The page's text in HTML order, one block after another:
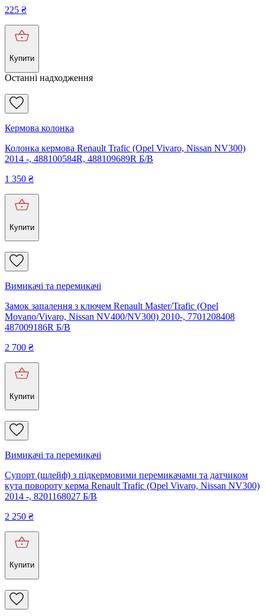
225 ₴
Купити
Останні надходження
Кермова колонка
Колонка кермова Renault Trafic (Opel Vivaro, Nissan NV300)
2014 -, 488100584R, 488109689R Б/В
1 350 ₴
Купити
Вимикачі та перемикачі
Замок запалення з ключем Renault Master/Trafic (Opel
Movano/Vivaro, Nissan NV400/NV300) 2010-, 7701208408
487009186R Б/В
2 700 ₴
Купити
Вимикачі та перемикачі
Супорт (шлейф) з підкермовими перемикачами та датчиком
кута повороту керма Renault Trafic (Opel Vivaro, Nissan NV300)
2014 -, 8201168027 Б/В
2 250 ₴
Купити